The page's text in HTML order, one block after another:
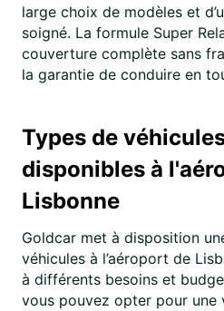
large choix de modèles et
soigné. La formule Super
couverture complète sans
la garantie de conduire en
Types de
disponibles à
Lisbonne
Goldcar met à disposition
véhicules à l’aéroport de
à différents besoins et
vous pouvez opter pour une